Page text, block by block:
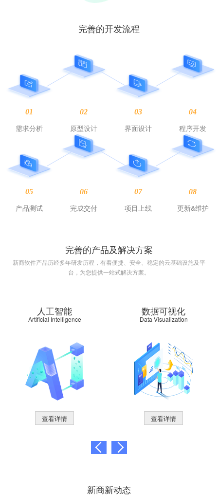
完善的开发流程
01
需求分析
02
原型设计
03
界面设计
04
程序开发
05
产品测试
06
完成交付
07
项目上线
08
更新&维护
完善的产品及解决方案
新商软件产品历经多年研发历程，有着便捷、安全、稳定的云基础设施及平
台，为您提供一站式解决方案。
人工智能
Artificial Intelligence
查看详情
数据可视化
Data Visualization
查看详情
新商新动态